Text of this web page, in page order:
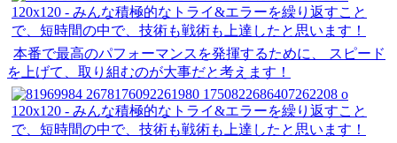
本番で最高のパフォーマンスを発揮するために、 スピード
を上げて、取り組むのが大事だと考えます！